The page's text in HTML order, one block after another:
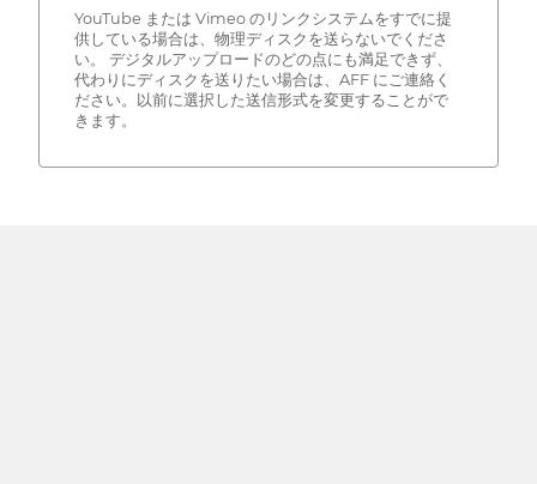
YouTube または Vimeo のリンクシステムをすでに提
供している場合は、物理ディスクを送らないでくださ
い。 デジタルアップロードのどの点にも満足できず、
代わりにディスクを送りたい場合は、AFF にご連絡く
ださい。以前に選択した送信形式を変更することがで
きます。